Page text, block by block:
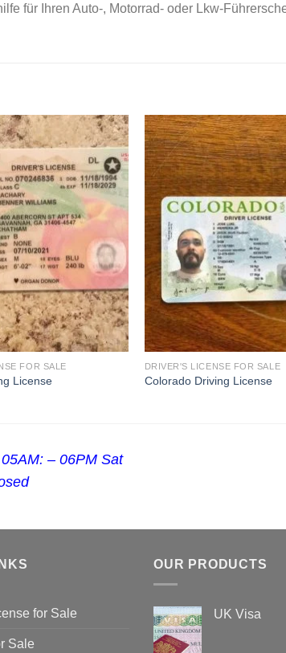
für Ihren Auto-, Motorrad- oder Lkw-
FOR SALE
License
DRIVER'S LICENSE FOR SALE
Colorado Driving License
– 06PM Sat
for Sale
Sale
OUR PRODUCTS
UK Visa